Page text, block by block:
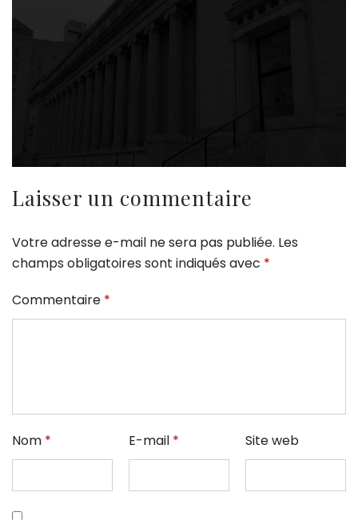
Laisser un commentaire
Votre adresse e-mail ne sera pas publiée. Les
champs obligatoires sont indiqués avec *
Commentaire *
Nom * E-mail * Site web